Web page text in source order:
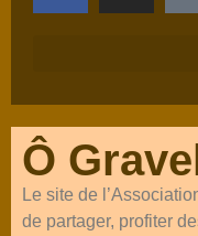
Ô
Le site de
de partager, profiter